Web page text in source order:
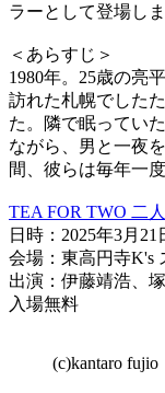
ラーとして登場しま
＜あらすじ＞
1980年。25歳の亮
訪れた札幌でした
た。隣で眠ってい
ながら、男と一夜
間、彼らは毎年一
TEA FOR TWO 二
日時：2025年3月21
会場：東高円寺K's
出演：伊藤靖浩、
入場無料
(c)kantaro fujio